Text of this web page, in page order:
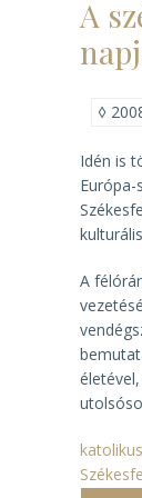
A
◊
Idén is
A
katolikus